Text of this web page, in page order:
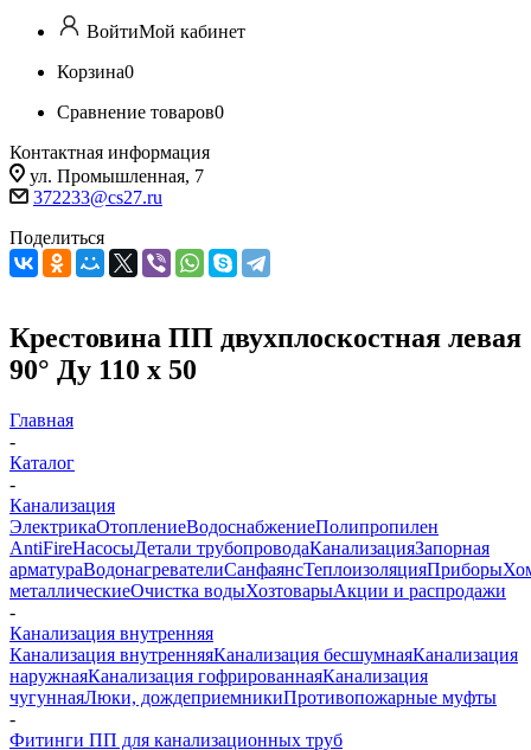
ВойтиМой кабинет
Корзина0
Сравнение товаров0
Контактная информация
ул. Промышленная, 7
372233@cs27.ru
Поделиться
Крестовина ПП двухплоскостная левая
90° Ду 110 х 50
Главная
-
Каталог
-
Канализация
ЭлектрикаОтоплениеВодоснабжениеПолипропилен
AntiFireНасосыДетали трубопроводаКанализацияЗапорная
арматураВодонагревателиСанфаянсТеплоизоляцияПриборы
металлическиеОчистка водыХозтоварыАкции и распродажи
-
Канализация внутренняя
Канализация внутренняяКанализация бесшумнаяКанализация
наружнаяКанализация гофрированнаяКанализация
чугуннаяЛюки, дождеприемникиПротивопожарные муфты
-
Фитинги ПП для канализационных труб